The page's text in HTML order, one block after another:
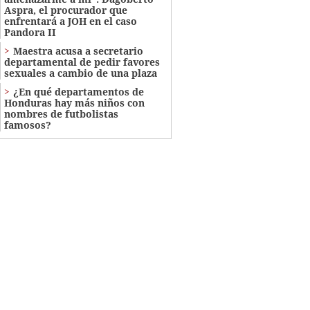
Aspra, el procurador que
enfrentará a JOH en el caso
Pandora II
Maestra acusa a secretario
departamental de pedir favores
sexuales a cambio de una plaza
¿En qué departamentos de
Honduras hay más niños con
nombres de futbolistas
famosos?